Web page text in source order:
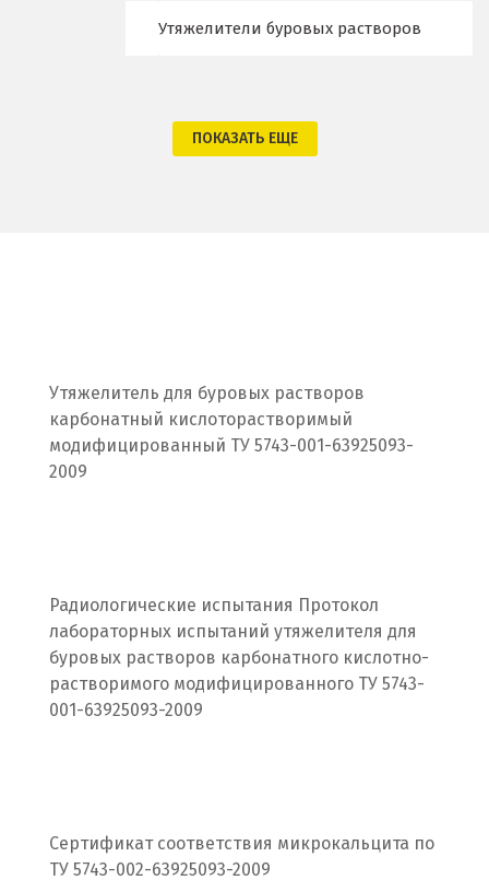
Верхняя Пышма
Волгодонск
Воронеж
Дегтярск
Дмитров
Долгопрудный
Е
Утяжелители буровых растворов
ПОКАЗАТЬ ЕЩЕ
Утяжелитель для буровых растворов
карбонатный кислоторастворимый
модифицированный ТУ 5743-001-63925093-
2009
Радиологические испытания Протокол
лабораторных испытаний утяжелителя для
буровых растворов карбонатного кислотно-
растворимого модифицированного ТУ 5743-
001-63925093-2009
Сертификат соответствия микрокальцита по
ТУ 5743-002-63925093-2009